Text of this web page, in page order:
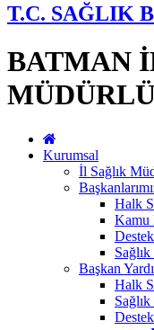
T.C. SAĞLIK
BATMAN
Kurumsal
İl Sağlık
Halk
Kamu
Başkan
Halk